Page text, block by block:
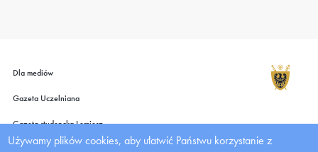
Dla mediów
Gazeta Uczelniana
Gazeta studencka Lemiesz
Wydawnictwo UMW
Używamy plików cookies, aby ułatwić Państwu korzystanie z